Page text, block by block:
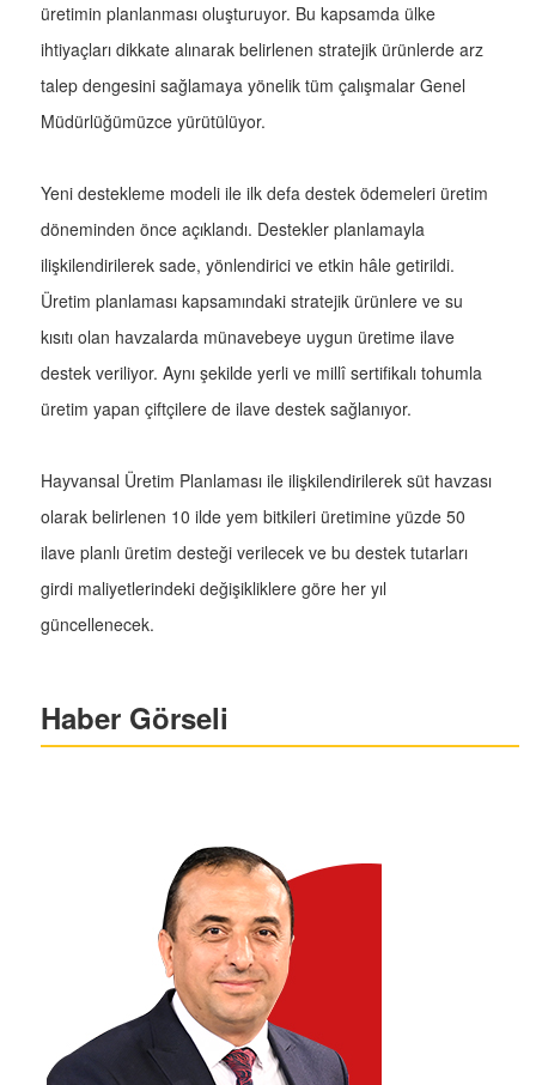
üretimin planlanması oluşturuyor. Bu kapsamda ülke
ihtiyaçları dikkate alınarak belirlenen stratejik ürünlerde arz
talep dengesini sağlamaya yönelik tüm çalışmalar Genel
Müdürlüğümüzce yürütülüyor.
Yeni destekleme modeli ile ilk defa destek ödemeleri üretim
döneminden önce açıklandı. Destekler planlamayla
ilişkilendirilerek sade, yönlendirici ve etkin hâle getirildi.
Üretim planlaması kapsamındaki stratejik ürünlere ve su
kısıtı olan havzalarda münavebeye uygun üretime ilave
destek veriliyor. Aynı şekilde yerli ve millî sertifikalı tohumla
üretim yapan çiftçilere de ilave destek sağlanıyor.
Hayvansal Üretim Planlaması ile ilişkilendirilerek süt havzası
olarak belirlenen 10 ilde yem bitkileri üretimine yüzde 50
ilave planlı üretim desteği verilecek ve bu destek tutarları
girdi maliyetlerindeki değişikliklere göre her yıl
güncellenecek.
Haber Görseli